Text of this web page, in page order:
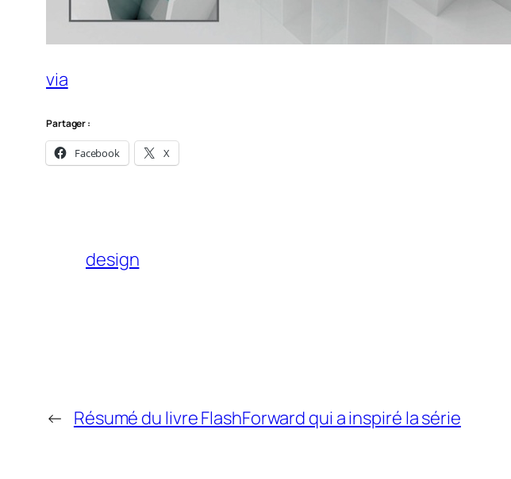
via
Partager :
Facebook X
design
← Résumé du livre FlashForward qui a inspiré la série